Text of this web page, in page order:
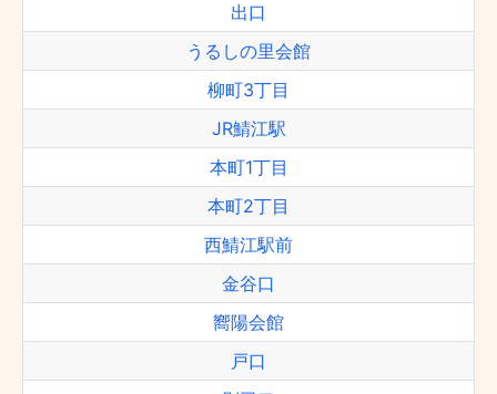
出口
うるしの里会館
柳町3丁目
JR鯖江駅
本町1丁目
本町2丁目
西鯖江駅前
金谷口
嚮陽会館
戸口